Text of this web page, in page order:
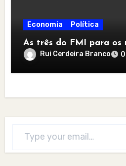
Economia Política
As três do FMI para os
Rui Cerdeira Branco